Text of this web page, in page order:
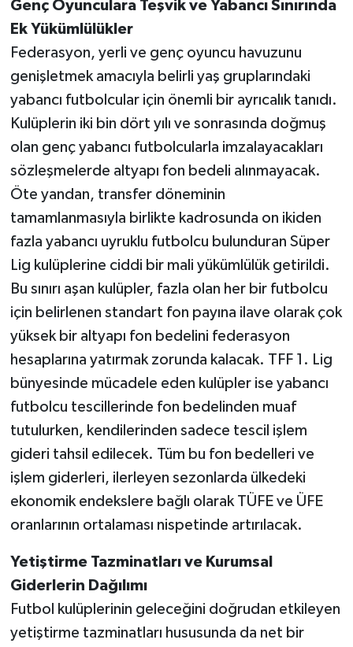
Genç Oyunculara Teşvik ve Yabancı Sınırında
Ek Yükümlülükler
Federasyon, yerli ve genç oyuncu havuzunu
genişletmek amacıyla belirli yaş gruplarındaki
yabancı futbolcular için önemli bir ayrıcalık tanıdı.
Kulüplerin iki bin dört yılı ve sonrasında doğmuş
olan genç yabancı futbolcularla imzalayacakları
sözleşmelerde altyapı fon bedeli alınmayacak.
Öte yandan, transfer döneminin
tamamlanmasıyla birlikte kadrosunda on ikiden
fazla yabancı uyruklu futbolcu bulunduran Süper
Lig kulüplerine ciddi bir mali yükümlülük getirildi.
Bu sınırı aşan kulüpler, fazla olan her bir futbolcu
için belirlenen standart fon payına ilave olarak çok
yüksek bir altyapı fon bedelini federasyon
hesaplarına yatırmak zorunda kalacak. TFF 1. Lig
bünyesinde mücadele eden kulüpler ise yabancı
futbolcu tescillerinde fon bedelinden muaf
tutulurken, kendilerinden sadece tescil işlem
gideri tahsil edilecek. Tüm bu fon bedelleri ve
işlem giderleri, ilerleyen sezonlarda ülkedeki
ekonomik endekslere bağlı olarak TÜFE ve ÜFE
oranlarının ortalaması nispetinde artırılacak.
Yetiştirme Tazminatları ve Kurumsal
Giderlerin Dağılımı
Futbol kulüplerinin geleceğini doğrudan etkileyen
yetiştirme tazminatları hususunda da net bir